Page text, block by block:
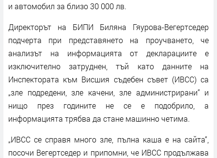
и автомобил за близо 30 000 лв.
Директорът на БИПИ Биляна Гяурова-Вегертседер
подчерта при представянето на проучването, че
анализът на информацията от декларациите е
изключително затруднен, тъй като данните на
Инспектората към Висшия съдебен съвет (ИВСС) са
„зле подредени, зле качени, зле администрирани“ и
нищо през годините не се е подобрило, а
информацията трябва да стане машинно четима.
„ИВСС се справя много зле, пълна каша е на сайта“,
посочи Вегертседер и припомни, че ИВСС продължава